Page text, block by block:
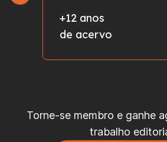
+12 anos
de acervo
Torne-se membro e ganhe
trabalho